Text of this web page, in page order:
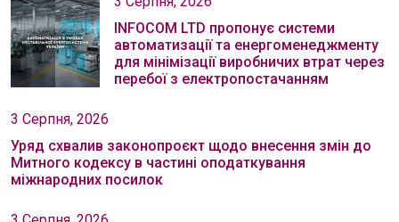
INFOCOM LTD пропонує системи
автоматизації та енергоменеджменту
для мінімізації виробничих втрат через
перебої з електропостачанням
3 Серпня, 2026
Уряд схвалив законопроєкт щодо внесення змін до
Митного кодексу в частині оподаткування
міжнародних посилок